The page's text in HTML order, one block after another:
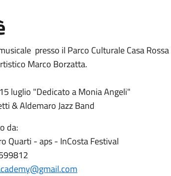
presso il Parco Culturale Casa
Marco Borzatta.
luglio "Dedicato a Monia Angeli"
& Aldemaro Jazz Band
da:
Quarti - aps - InCosta Festival